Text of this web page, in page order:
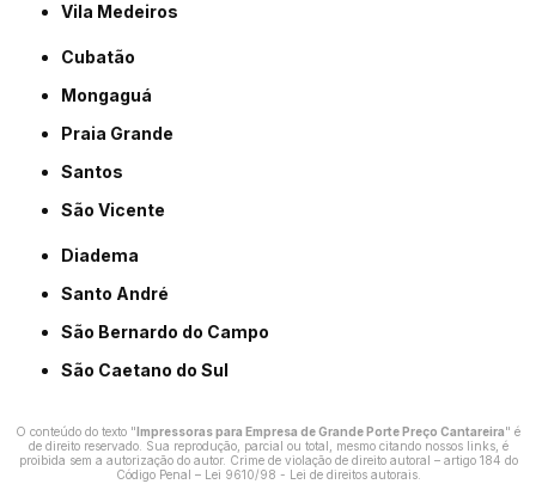
Vila Medeiros
Cubatão
Mongaguá
Praia Grande
Santos
São Vicente
Diadema
Santo André
São Bernardo do Campo
São Caetano do Sul
O conteúdo do texto " Impressoras para Empresa de Grande Porte Preço Cantareira" é
de direito reservado. Sua reprodução, parcial ou total, mesmo citando nossos links, é
proibida sem a autorização do autor. Crime de violação de direito autoral – artigo 184 do
Código Penal –
Lei 9610/98 - Lei de direitos autorais.